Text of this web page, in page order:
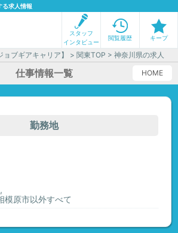
る求人情報
スタッフ
インタビュー
閲覧履歴 キープ
ブギアキャリア】 >関東TOP > 神奈川県の求人
HOME
仕事情報一覧
勤務地
模原市以外すべて